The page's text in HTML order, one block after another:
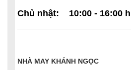
Chủ nhật: 10:00 - 16:00 h
NHÀ MAY KHÁNH NGỌC